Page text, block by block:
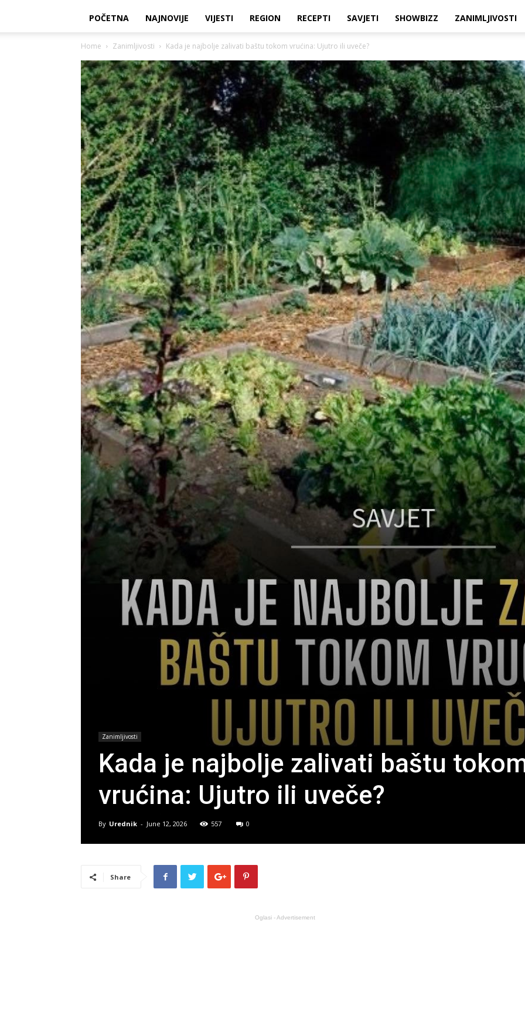
POČETNA NAJNOVIJE VIJESTI REGION RECEPTI SAVJETI SHOWBIZZ ZANIMLJIVOSTI
Home Zanimljivosti Kada je najbolje zalivati baštu tokom vrućina: Ujutro ili uveče?
Zanimljivosti
Kada je najbolje zalivati baštu
vrućina: Ujutro ili uveče?
By Urednik - June 12, 2026 557 0
Share
Oglasi - Advertisement